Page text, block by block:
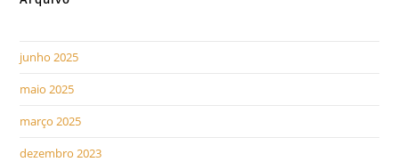
junho 2025
maio 2025
março 2025
dezembro 2023